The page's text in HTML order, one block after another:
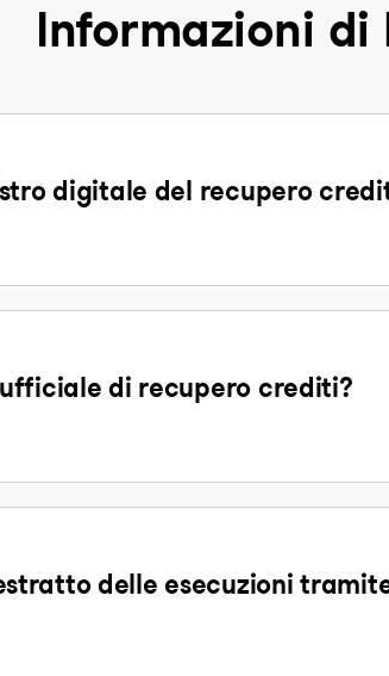
Informazioni di
digitale del recupero
di recupero crediti?
delle esecuzioni